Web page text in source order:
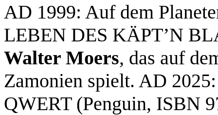
AD 1999: Auf dem
LEBEN DES KÄPT’N
Walter Moers, das auf
Zamonien spielt. AD
QWERT (Penguin, ISBN